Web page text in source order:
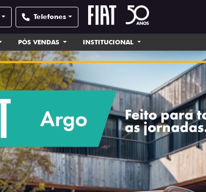
Telefones
PÓS VENDAS INSTITUCIONAL